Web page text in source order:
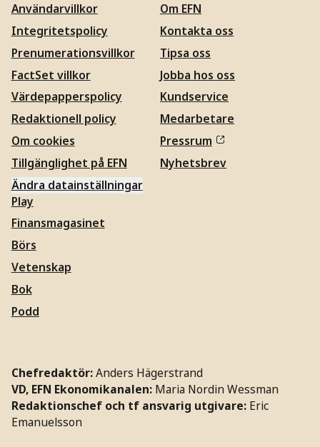
Användarvillkor
Integritetspolicy
Prenumerationsvillkor
FactSet villkor
Värdepapperspolicy
Redaktionell policy
Om cookies
Tillgänglighet på EFN
Ändra datainställningar
Om EFN
Kontakta oss
Tipsa oss
Jobba hos oss
Kundservice
Medarbetare
Pressrum
Nyhetsbrev
Play
Finansmagasinet
Börs
Vetenskap
Bok
Podd
Chefredaktör:Anders Hägerstrand
VD, EFN Ekonomikanalen: Maria Nordin Wessman
Redaktionschef och tf ansvarig utgivare: Eric
Emanuelsson